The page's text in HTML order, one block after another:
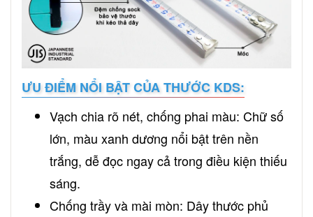
ƯU ĐIỂM NỔI BẬT CỦA THƯỚC KDS:
Vạch chia rõ nét, chống phai màu: Chữ số
lớn, màu xanh dương nổi bật trên nền
trắng, dễ đọc ngay cả trong điều kiện thiếu
sáng.
Chống trầy và mài mòn: Dây thước phủ